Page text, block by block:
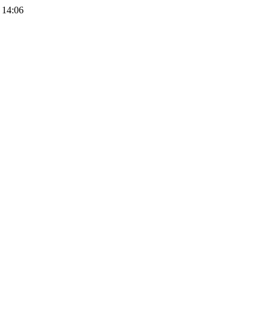
14:06